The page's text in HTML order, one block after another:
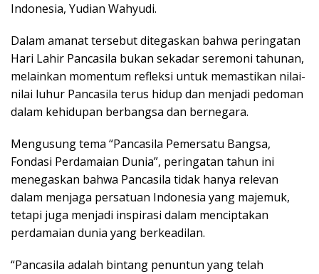
Indonesia, Yudian Wahyudi.
Dalam amanat tersebut ditegaskan bahwa peringatan
Hari Lahir Pancasila bukan sekadar seremoni tahunan,
melainkan momentum refleksi untuk memastikan nilai-
nilai luhur Pancasila terus hidup dan menjadi pedoman
dalam kehidupan berbangsa dan bernegara.
Mengusung tema “Pancasila Pemersatu Bangsa,
Fondasi Perdamaian Dunia”, peringatan tahun ini
menegaskan bahwa Pancasila tidak hanya relevan
dalam menjaga persatuan Indonesia yang majemuk,
tetapi juga menjadi inspirasi dalam menciptakan
perdamaian dunia yang berkeadilan.
“Pancasila adalah bintang penuntun yang telah